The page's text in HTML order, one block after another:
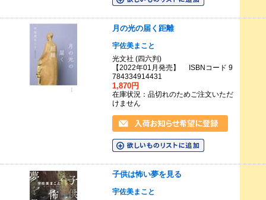
月の光の届く距離
宇佐美まこと
光文社 (四六判)
【2022年01月発売】 ISBNコード 9
784334914431
1,870円
在庫状況：品切れのためご注文いただ
けません
子供は怖い夢を見る
宇佐美まこと